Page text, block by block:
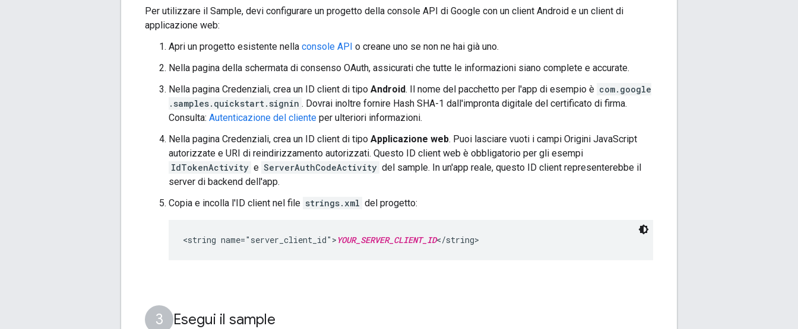
Per utilizzare il Sample, devi configurare un progetto della console API di Google con un client Android e un client di
applicazione web:
Apri un progetto esistente nella console API o creane uno se non ne hai già uno.
Nella pagina della schermata di consenso OAuth, assicurati che tutte le informazioni siano complete e accurate.
Nella pagina Credenziali, crea un ID client di tipo Android. Il nome del pacchetto per l'app di esempio è com.google
.samples.quickstart.signin . Dovrai inoltre fornire Hash SHA-1 dall'impronta digitale del certificato di firma.
Consulta: Autenticazione del cliente per ulteriori informazioni.
Nella pagina Credenziali, crea un ID client di tipo Applicazione web. Puoi lasciare vuoti i campi Origini JavaScript
autorizzate e URI di reindirizzamento autorizzati. Questo ID client web è obbligatorio per gli esempi
IdTokenActivity e ServerAuthCodeActivity del sample. In un'app reale, questo ID client representerebbe il
server di backend dell'app.
Copia e incolla l'ID client nel file strings.xml del progetto:
<string name="server_client_id"> YOUR_SERVER_CLIENT_ID</string>
Esegui il sample